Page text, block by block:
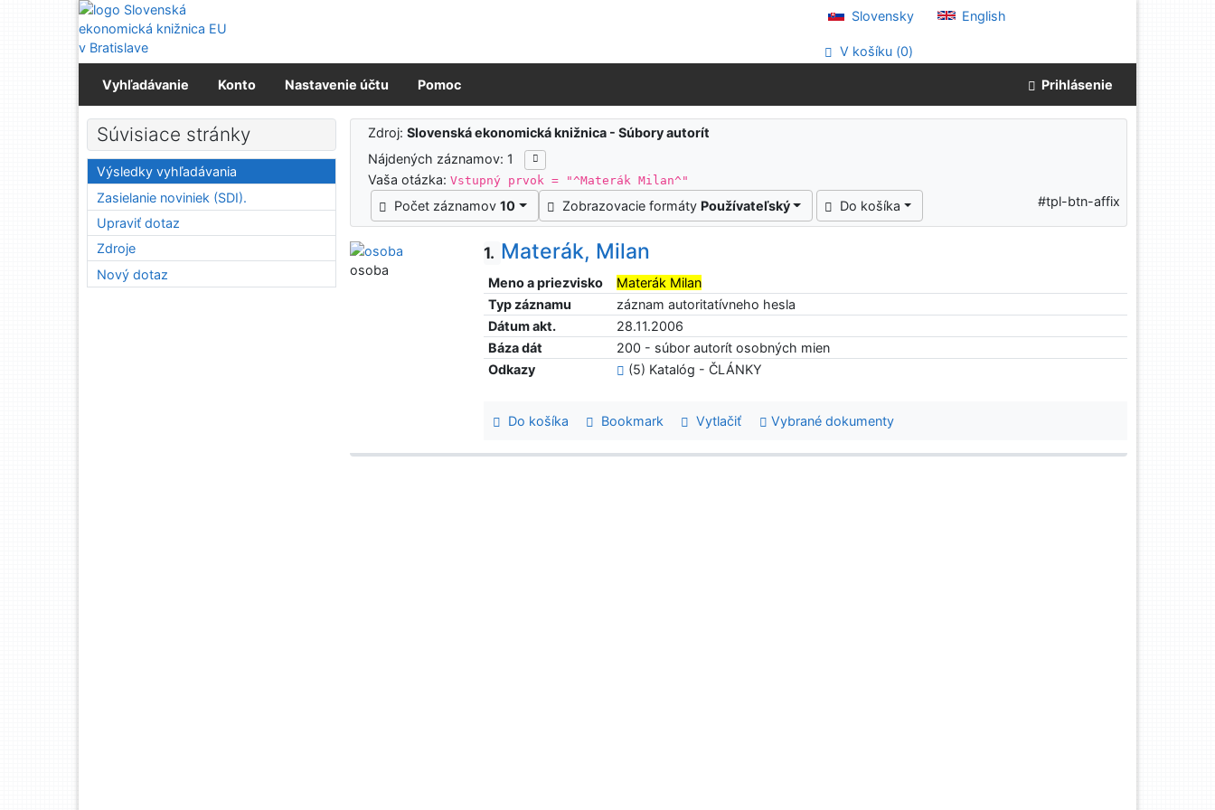
Prejsť na obsah
Prejsť na menu
Prehlásenie o webovej prístupnosti
Slovensky English
V košíku (0)
Vyhľadávanie Konto Nastavenie účtu Pomoc Prihlásenie
Výsledky vyhľadávania
Zdroj:Slovenská ekonomická knižnica - Súbory autorít
Nájdených záznamov: 1
Vaša otázka:Vstupný prvok = "^Materák Milan^"
Počet záznamov10 Zobrazovacie formáty Používateľský Do košíka #tpl-btn-affix
1. Materák, Milan
Meno a priezvisko
Materák Milan
Typ záznamu
záznam autoritatívneho hesla
Dátum akt.
28.11.2006
Báza dát
200 - súbor autorít osobných mien
Odkazy
(5) Katalóg - ČLÁNKY
Do košíka Bookmark Vytlačiť Vybrané dokumenty
osoba
Súvisiace stránky
Výsledky vyhľadávania
Zasielanie noviniek (SDI).
Upraviť dotaz
Zdroje
Nový dotaz